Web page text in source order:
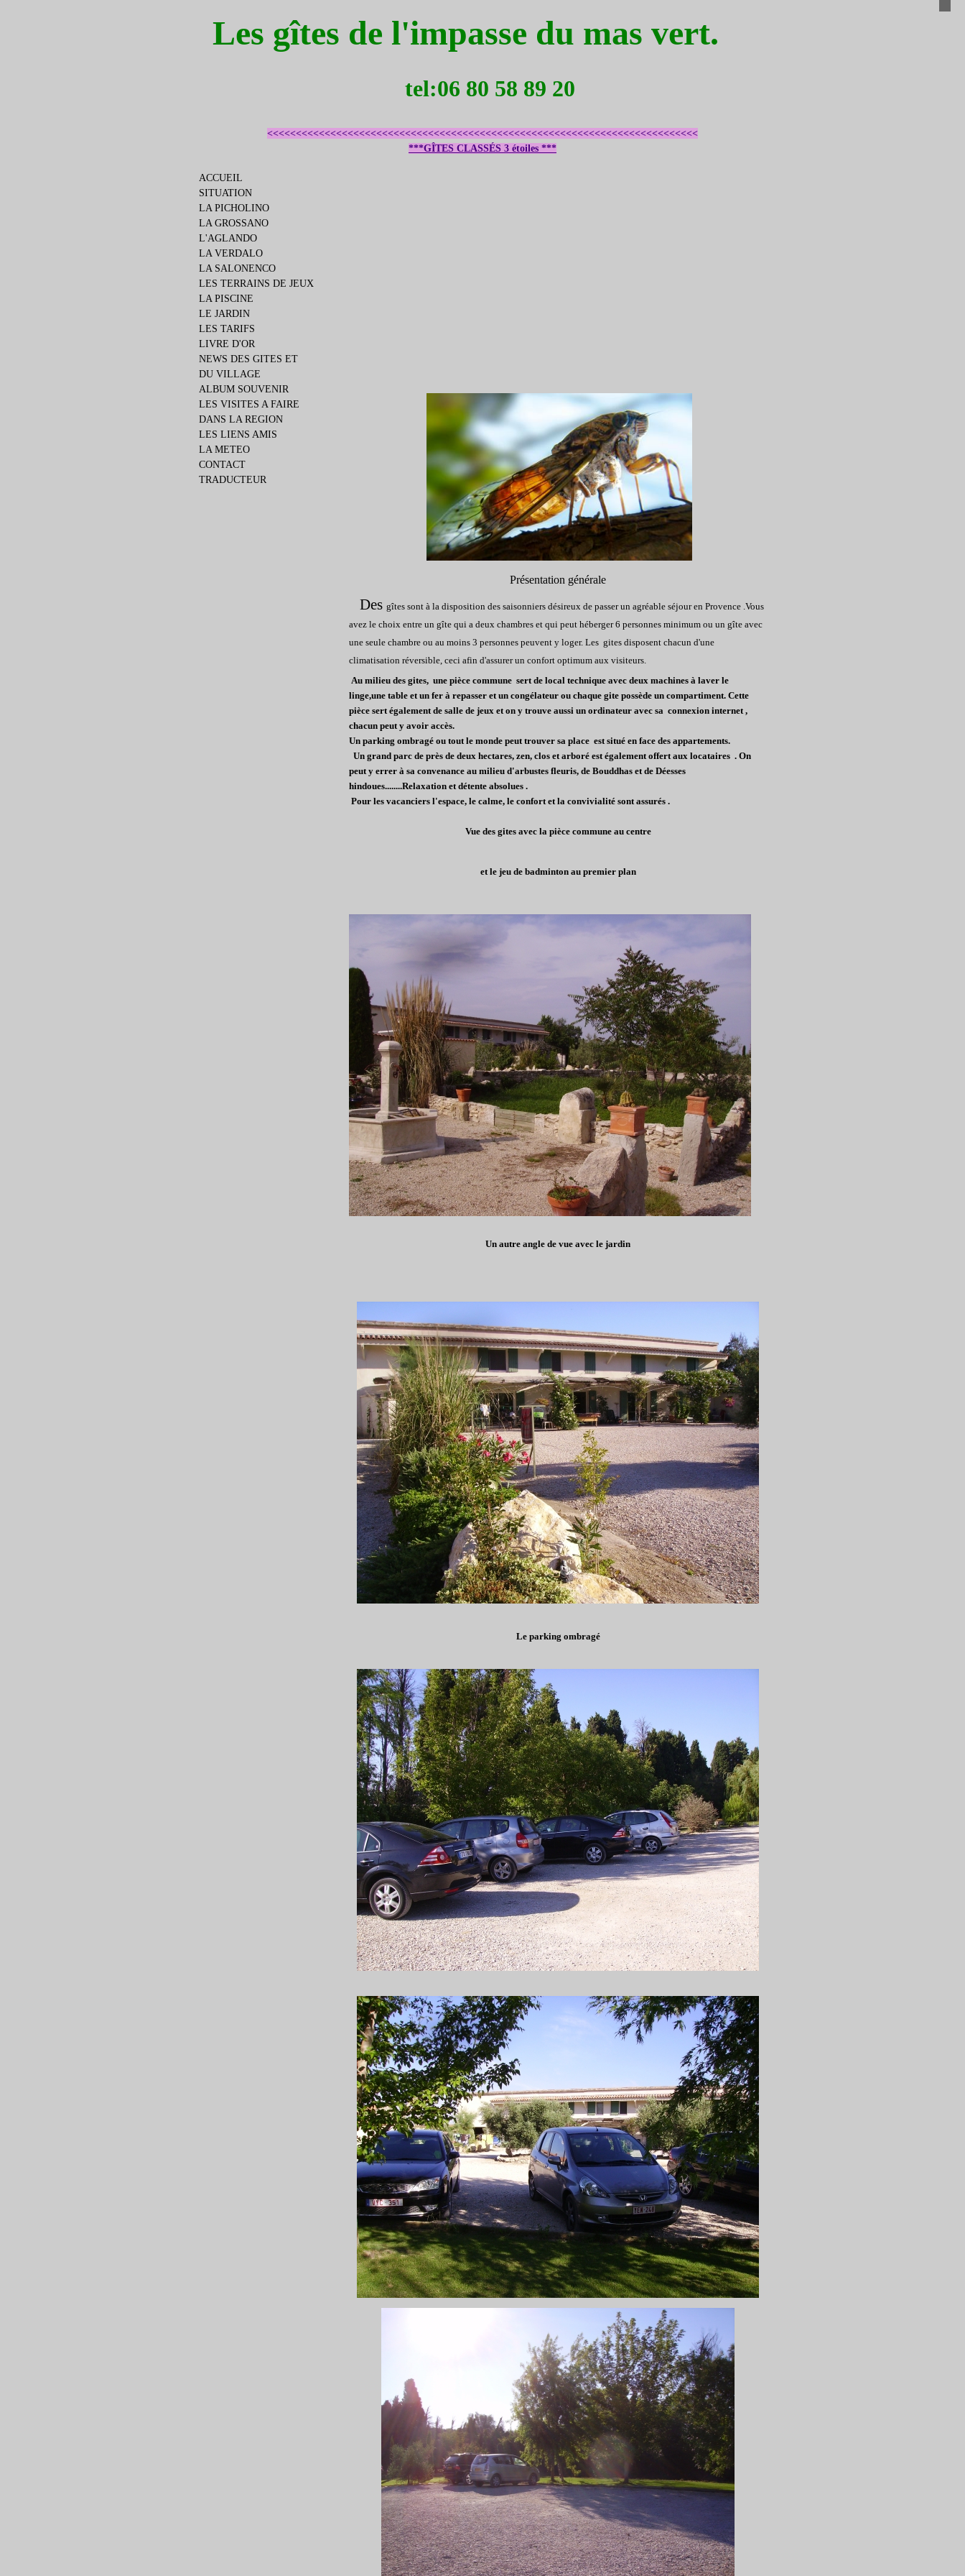
Les gîtes de l'impasse du mas vert.
tel:06 80 58 89 20
<<<<<<<<<<<<<<<<<<<<<<<<<<<<<<<<<<<<<<<<<<<<<<<<<<<<<<<<<<<<<<<<<<<<<<<<<<<
***GÎTES CLASSÉS 3 étoiles ***
ACCUEIL
SITUATION
LA PICHOLINO
LA GROSSANO
L'AGLANDO
LA VERDALO
LA SALONENCO
LES TERRAINS DE JEUX
LA PISCINE
LE JARDIN
LES TARIFS
LIVRE D'OR
NEWS DES GITES ET
DU VILLAGE
ALBUM SOUVENIR
LES VISITES A FAIRE
DANS LA REGION
LES LIENS AMIS
LA METEO
CONTACT
TRADUCTEUR
Présentation générale
Des gîtes sont à la disposition des saisonniers désireux de passer un agréable séjour en Provence .Vous
avez le choix entre un gîte qui a deux chambres et qui peut héberger 6 personnes minimum ou un gîte avec
une seule chambre ou au moins 3 personnes peuvent y loger. Les gites disposent chacun d'une
climatisation réversible, ceci afin d'assurer un confort optimum aux visiteurs.
Au milieu des gites, une pièce commune sert de local technique avec deux machines à laver le
linge,une table et un fer à repasser et un congélateur ou chaque gite possède un compartiment. Cette
pièce sert également de salle de jeux et on y trouve aussi un ordinateur avec sa connexion internet ,
chacun peut y avoir accès.
Un parking ombragé ou tout le monde peut trouver sa place est situé en face des appartements.
Un grand parc de près de deux hectares, zen, clos et arboré est également offert aux locataires . On
peut y errer à sa convenance au milieu d'arbustes fleuris, de Bouddhas et de Déesses
hindoues........Relaxation et détente absolues .
Pour les vacanciers l'espace, le calme, le confort et la convivialité sont assurés .
Vue des gites avec la pièce commune au centre
et le jeu de badminton au premier plan
Un autre angle de vue avec le jardin
Le parking ombragé